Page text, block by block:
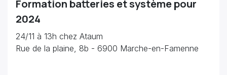
Formation batteries et système pour
2024
24/11 à 13h chez Ataum
Rue de la plaine, 8b - 6900 Marche-en-Famenne